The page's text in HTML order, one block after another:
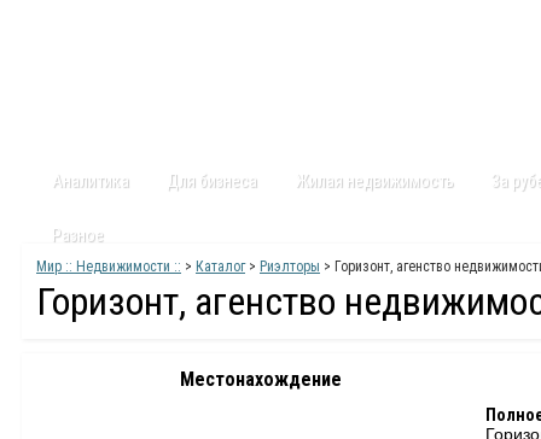
Аналитика Для бизнеса Жилая недвижимость За
Разное
Мир :: Недвижимости :: > Каталог> Риэлторы > Горизонт, агенство
Горизонт, агенство
Местонахождение